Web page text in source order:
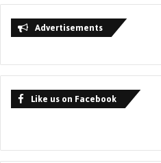
Advertisements
Like us on Facebook